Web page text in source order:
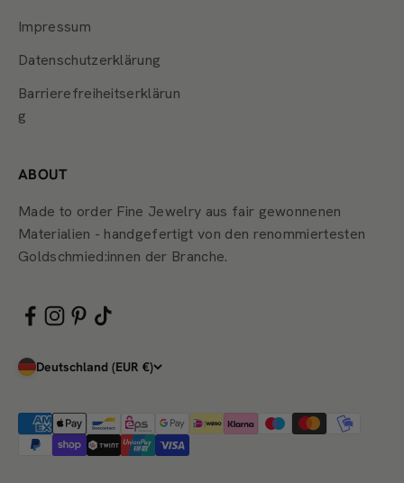
Impressum
Datenschutzerklärung
Barrierefreiheitserklärun
g
ABOUT
Made to order Fine Jewelry aus fair gewonnenen
Materialien - handgefertigt von den renommiertesten
Goldschmied:innen der Branche.
Deutschland (EUR €)